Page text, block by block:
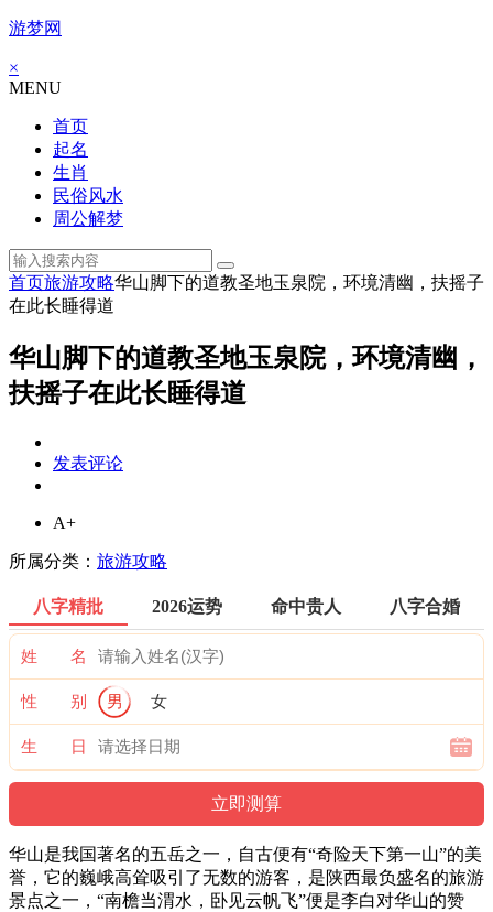
游梦网
×
MENU
首页
起名
生肖
民俗风水
周公解梦
首页旅游攻略华山脚下的道教圣地玉泉院，环境清幽，扶摇子
在此长睡得道
华山脚下的道教圣地玉泉院，环境清幽，
扶摇子在此长睡得道
发表评论
A+
所属分类： 旅游攻略
八字精批 2026运势 命中贵人 八字合婚
姓 名
性 别 男 女
生 日
华山是我国著名的五岳之一，自古便有“奇险天下第一山”的美
誉，它的巍峨高耸吸引了无数的游客，是陕西最负盛名的旅游
景点之一，“南檐当渭水，卧见云帆飞”便是李白对华山的赞